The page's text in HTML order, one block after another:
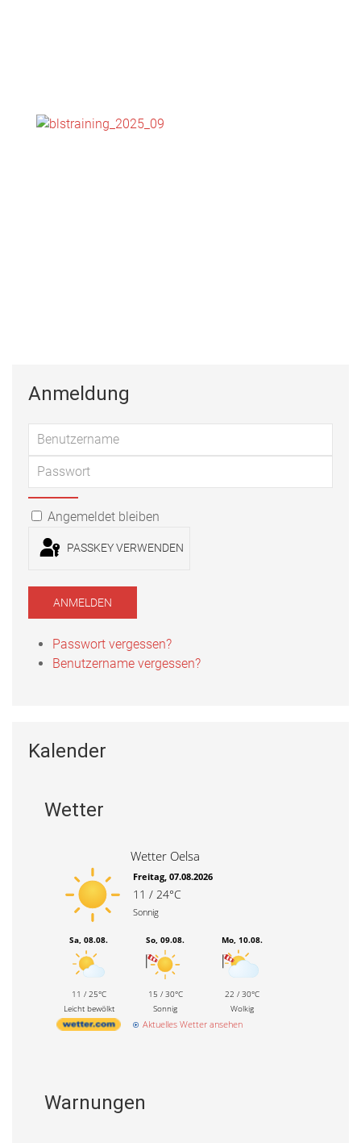
Anmeldung
Passwort
PASSWORT ANZEIGEN
Angemeldet bleiben
PASSKEY VERWENDEN
ANMELDEN
Passwort vergessen?
Benutzername vergessen?
Kalender
Wetter
Wetter Oelsa
Freitag, 07.08.2026
11 / 24°C
Sonnig
Sa, 08.08.
11 / 25°C
Leicht bewölkt
So, 09.08.
15 / 30°C
Sonnig
Mo, 10.08.
22 / 30°C
Wolkig
Aktuelles Wetter ansehen
Warnungen